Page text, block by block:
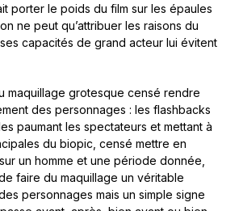
porter le poids du film sur les épaules
ne peut qu’attribuer les raisons du
capacités de grand acteur lui évitent
maquillage grotesque censé rendre
des personnages : les flashbacks
paumant les spectateurs et mettant à
du biopic, censé mettre en
un homme et une période donnée,
faire du maquillage un véritable
personnages mais un simple signe